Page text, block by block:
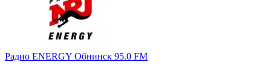
Радио ENERGY Обнинск 95.0 FM